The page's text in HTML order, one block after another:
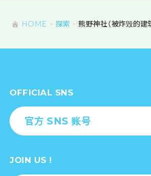
HOME 探索 熊野神社（被炸毁的建
OFFICIAL SNS
官方 SNS 账号
JOIN US !